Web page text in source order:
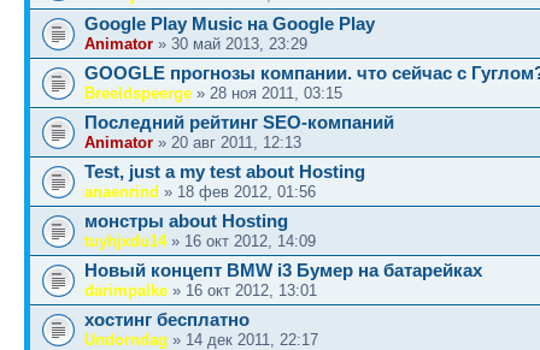
Google Play Music на Google Play
Animator » 30 май 2013, 23:29
GOOGLE прогнозы компании. что сейчас с
Breeldspeerge » 28 ноя 2011, 03:15
Последний рейтинг SEO-компаний
Animator » 20 авг 2011, 12:13
Test, just a my test about Hosting
anaenrind » 18 фев 2012, 01:56
монстры about Hosting
tuyhjxdu14» 16 окт 2012, 14:09
Новый концепт BMW i3 Бумер на батарейках
darimpalke » 16 окт 2012, 13:01
хостинг бесплатно
Undorndag » 14 дек 2011, 22:17